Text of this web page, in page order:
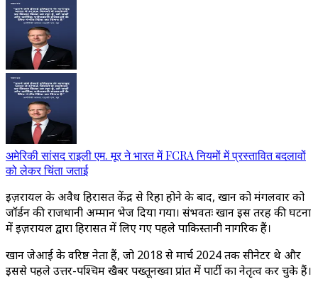
अमेरिकी सांसद राइली एम. मूर ने भारत में FCRA नियमों में प्रस्तावित बदलावों
को लेकर चिंता जताई
इज़रायल के अवैध हिरासत केंद्र से रिहा होने के बाद, खान को मंगलवार को
जॉर्डन की राजधानी अम्मान भेज दिया गया। संभवतः खान इस तरह की घटना
में इज़रायल द्वारा हिरासत में लिए गए पहले पाकिस्तानी नागरिक हैं।
खान जेआई के वरिष्ठ नेता हैं, जो 2018 से मार्च 2024 तक सीनेटर थे और
इससे पहले उत्तर-पश्चिम खैबर पख्तूनख्वा प्रांत में पार्टी का नेतृत्व कर चुके हैं।